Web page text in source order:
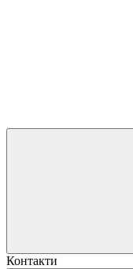
Контакти